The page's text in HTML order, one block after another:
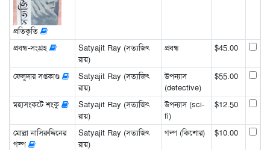
প্রতিকৃতি
প্রবন্ধ-সংগ্রহ
Satyajit Ray (সত্যজিৎ
রায়)
প্রবন্ধ $45.00
ফেলুদার সপ্তকাণ্ড
Satyajit Ray (সত্যজিৎ
রায়)
উপন্যাস
(detective)
$55.00
মহাসংকটে শংকু
Satyajit Ray (সত্যজিৎ
রায়)
উপন্যাস (sci-
fi)
$12.50
মোল্লা নাসিরুদ্দিনের
গল্প
Satyajit Ray (সত্যজিৎ
রায়)
গল্প (কিশোর) $10.00